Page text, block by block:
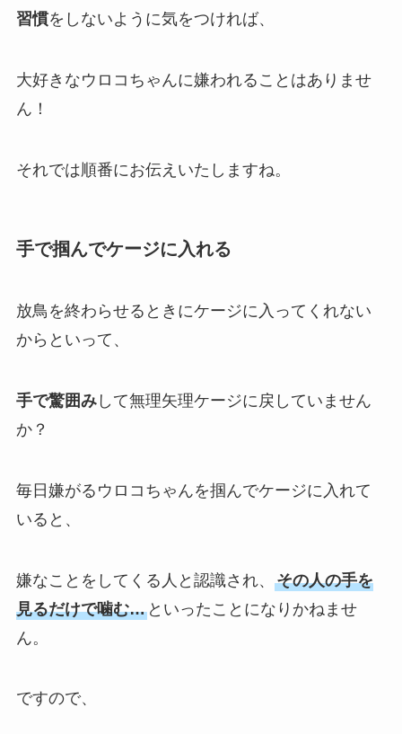
習慣をしないように気をつければ、
大好きなウロコちゃんに嫌われることはありませ
ん！
それでは順番にお伝えいたしますね。
手で掴んでケージに入れる
放鳥を終わらせるときにケージに入ってくれない
からといって、
手で驚囲みして無理矢理ケージに戻していません
か？
毎日嫌がるウロコちゃんを掴んでケージに入れて
いると、
嫌なことをしてくる人と認識され、 その人の手を
見るだけで噛む…といったことになりかねませ
ん。
ですので、